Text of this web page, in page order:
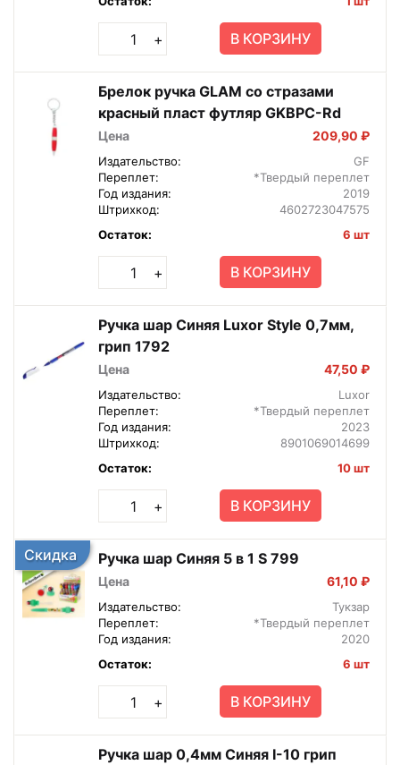
+ В КОРЗИНУ
Брелок ручка GLAM со стразами
красный пласт футляр GKBPC-Rd
Цена 209,90 ₽
Издательство:
GF
Переплет:
*Твердый переплет
Год издания:
2019
Штрихкод:
4602723047575
Остаток:
6 шт
+ В КОРЗИНУ
Ручка шар Синяя Luxor Style 0,7мм,
грип 1792
Цена 47,50 ₽
Издательство:
Luxor
Переплет:
*Твердый переплет
Год издания:
2023
Штрихкод:
8901069014699
Остаток:
10 шт
+ В КОРЗИНУ
Скидка Ручка шар Синяя 5 в 1 S 799
Цена 61,10 ₽
Издательство:
Тукзар
Переплет:
*Твердый переплет
Год издания:
2020
Остаток:
6 шт
+ В КОРЗИНУ
Ручка шар 0,4мм Синяя I-10 грип